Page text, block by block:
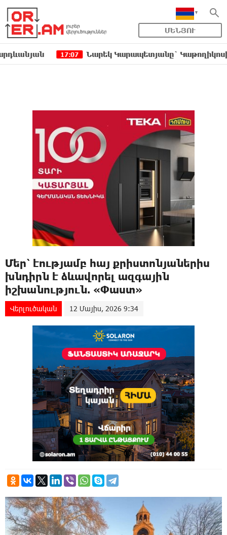
ՄԵՆՅՈՒ
17:07 Նարեկ Կարապետյանը` Կաթողիկոսին
Մեր՝ էությամբ հայ քրիստոնյաներիս
խնդիրն է ձևավորել ազգային
իշխանություն. «Փաստ»
Վերլուծական 12 Մայիս, 2026 9:34